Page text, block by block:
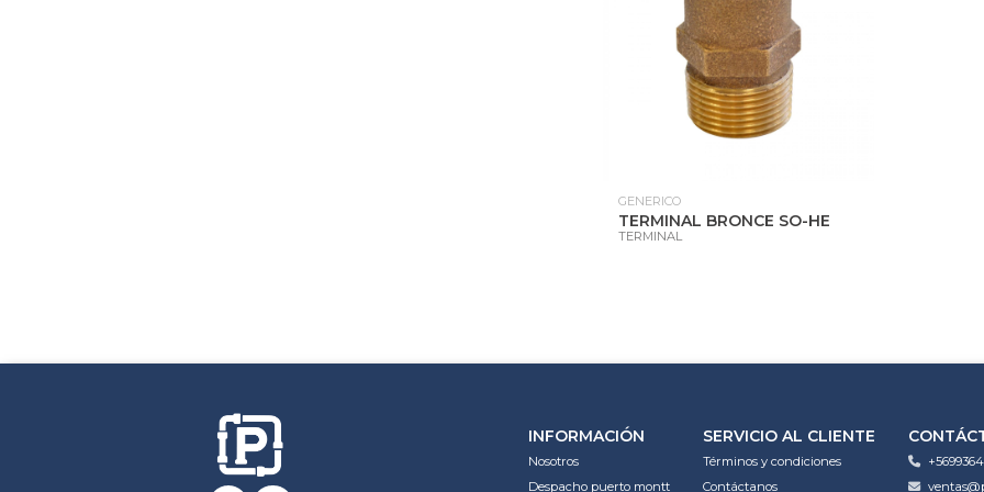
GENERICO
TERMINAL BRONCE SO-HE
TERMINAL
INFORMACIÓN
Nosotros
Despacho puerto montt
SERVICIO AL CLIENTE
Términos y condiciones
Contáctanos